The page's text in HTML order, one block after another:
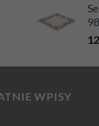
WPISY